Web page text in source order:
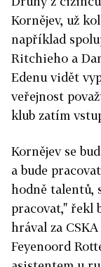
Kornějev, už
například
Ritchieho a
Edenu vidět
veřejnost
klub zatím
Kornějev se
a bude
hodně talentů,
pracovat," řekl
hrával za
Feyenoord